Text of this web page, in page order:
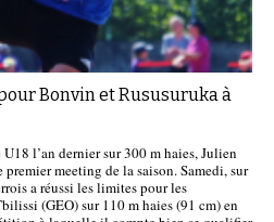
Bonvin et Rususuruka à
l’an dernier sur 300 m haies, Julien
meeting de la saison. Samedi, sur
a réussi les limites pour les
(GEO) sur 110 m haies (91 cm) en